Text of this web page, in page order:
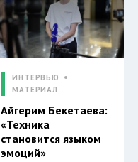
ИНТЕРВЬЮ
МАТЕРИАЛ
Айгерим Бекетаева:
«Техника
становится языком
эмоций»